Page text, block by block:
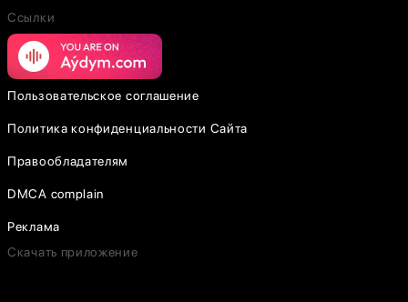
Ссылки
Пользовательское соглашение
Политика конфиденциальности Сайта
Правообладателям
DMCA complain
Реклама
Скачать приложение